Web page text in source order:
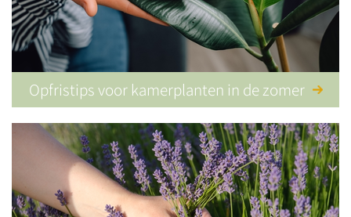
Opfristips voor kamerplanten in de zomer